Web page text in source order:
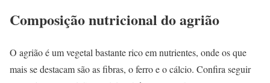
Composição nutricional do agrião
O agrião é um vegetal bastante rico em nutrientes, onde os que
mais se destacam são as fibras, o ferro e o cálcio. Confira seguir